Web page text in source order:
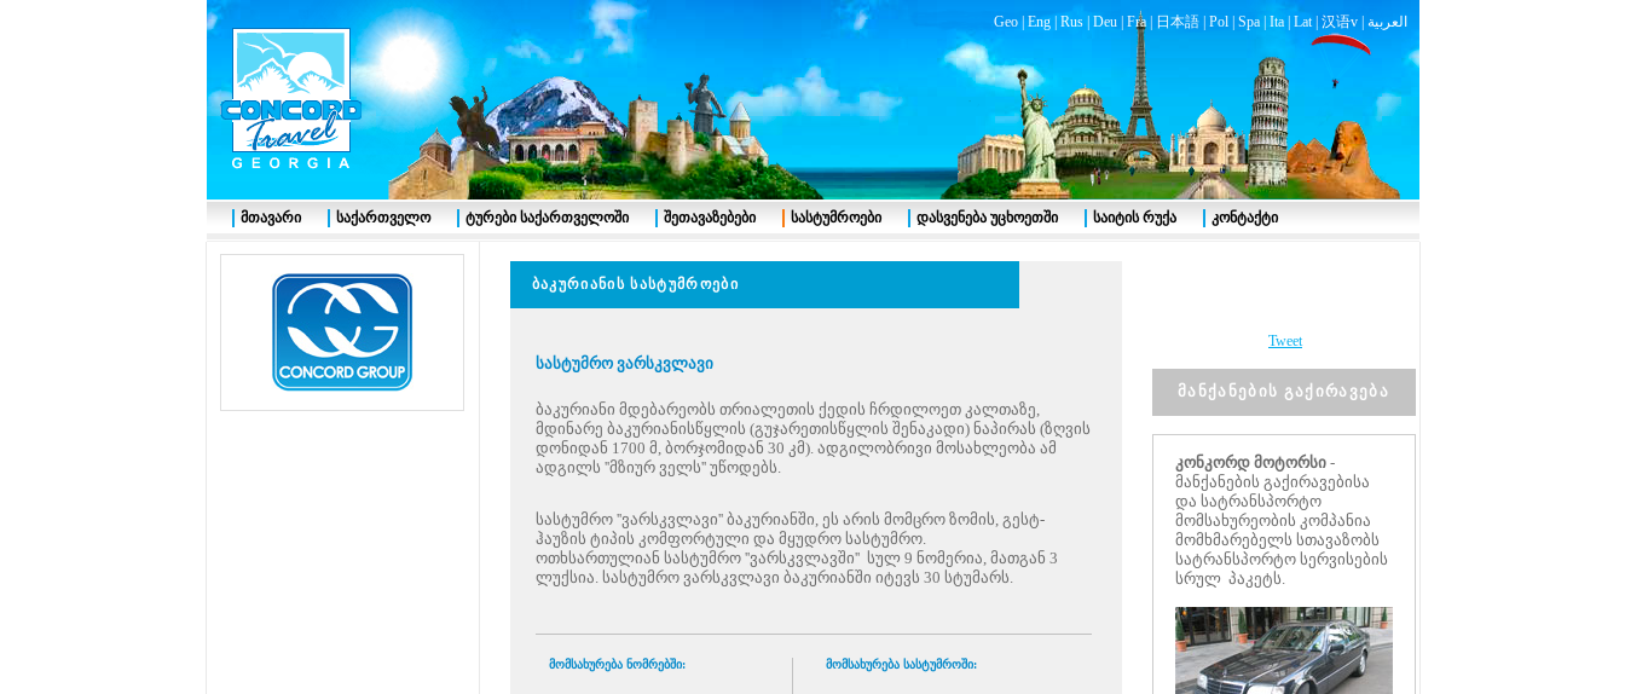
Geo| Eng| Rus| Deu| Fra| 日本語| Pol| Spa| Ita| Lat| 汉语v | العربية
ბაკურიანის სასტუმროები
სასტუმრო ვარსკვლავი
ბაკურიანი მდებარეობს თრიალეთის ქედის ჩრდილოეთ კალთაზე,
მდინარე ბაკურიანისწყლის (გუჯარეთისწყლის შენაკადი) ნაპირას (ზღვის
დონიდან 1700 მ, ბორჯომიდან 30 კმ). ადგილობრივი მოსახლეობა ამ
ადგილს ''მზიურ ველს'' უწოდებს.
სასტუმრო ''ვარსკვლავი'' ბაკურიანში, ეს არის მომცრო ზომის, გესტ-
ჰაუზის ტიპის კომფორტული და მყუდრო სასტუმრო.
ოთხსართულიან სასტუმრო ''ვარსკვლავში'' სულ 9 ნომერია, მათგან 3
ლუქსია. სასტუმრო ვარსკვლავი ბაკურიანში იტევს 30 სტუმარს.
მომსახურება ნომრებში: მომსახურება სასტუმროში:
Tweet
მანქანების გაქირავება
კონკორდ მოტორსი-
მანქანების გაქირავებისა
და სატრანსპორტო
მომსახურეობის კომპანია
მომხმარებელს სთავაზობს
სატრანსპორტო სერვისების
სრულ პაკეტს.
მთავარი საქართველო ტურები საქართველოში შეთავაზებები სასტუმროები დასვენება უცხოეთში საიტის რუქა კონტაქტი